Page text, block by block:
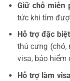
Giữ chỗ miễn
tức khi tìm
Hỗ trợ đặc
thú cưng (chó,
visa, bảo hiểm
Hỗ trợ làm